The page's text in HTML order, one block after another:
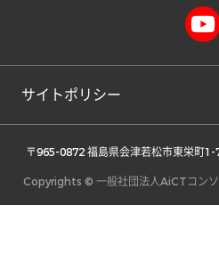
サイトポリシー
〒965-0872 福島県会津若松市東栄町1-
Copyrights © 一般社団法人AiCTコン